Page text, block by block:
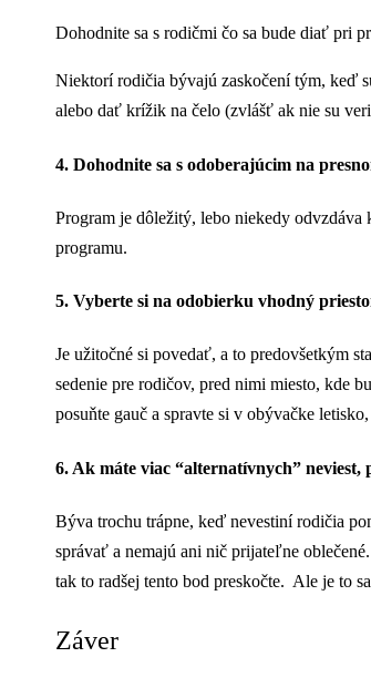
Dohodnite sa s rodičmi čo sa bude diať pri
Niektorí rodičia bývajú zaskočení tým, keď
alebo dať krížik na čelo (zvlášť ak nie su
4. Dohodnite sa s odoberajúcim na
Program je dôležitý, lebo niekedy
programu.
5. Vyberte si na odobierku vhodný
Je užitočné si povedať, a to predovšetkým
sedenie pre rodičov, pred nimi miesto, kde
posuňte gauč a spravte si v obývačke
6. Ak máte viac “alternatívnych”
Býva trochu trápne, keď nevestiní rodičia
správať a nemajú ani nič prijateľne
tak to radšej tento bod preskočte. Ale je to
Záver